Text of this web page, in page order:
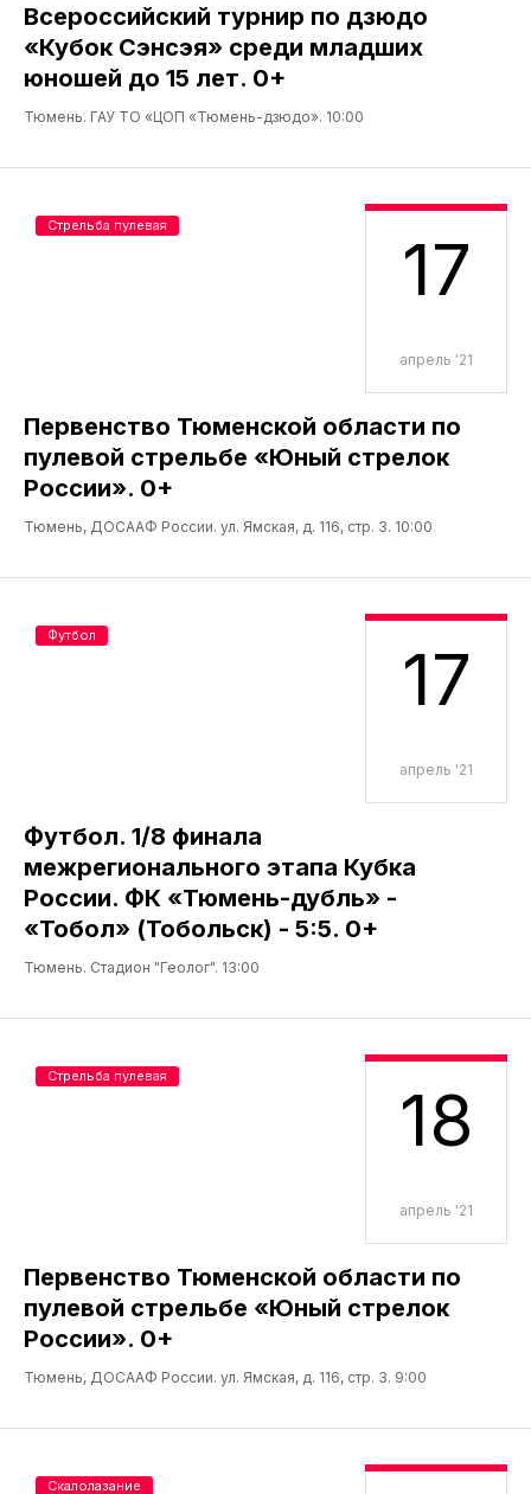
Всероссийский турнир по дзюдо
«Кубок Сэнсэя» среди младших
юношей до 15 лет. 0+
Тюмень. ГАУ ТО «ЦОП «Тюмень-дзюдо». 10:00
17
апрель '21
Первенство Тюменской области по
пулевой стрельбе «Юный стрелок
России». 0+
Тюмень, ДОСААФ России. ул. Ямская, д. 116, стр. 3. 10:00
Стрельба пулевая
17
апрель '21
Футбол. 1/8 финала
межрегионального этапа Кубка
России. ФК «Тюмень-дубль» -
«Тобол» (Тобольск) - 5:5. 0+
Тюмень. Стадион "Геолог". 13:00
Футбол
18
апрель '21
Первенство Тюменской области по
пулевой стрельбе «Юный стрелок
России». 0+
Тюмень, ДОСААФ России. ул. Ямская, д. 116, стр. 3. 9:00
Стрельба пулевая
Скалолазание